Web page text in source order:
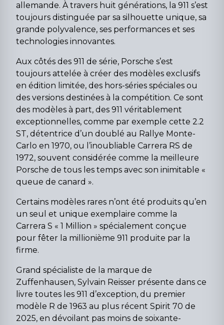
allemande. À travers huit générations, la 911 s’est
toujours distinguée par sa silhouette unique, sa
grande polyvalence, ses performances et ses
technologies innovantes.
Aux côtés des 911 de série, Porsche s’est
toujours attelée à créer des modèles exclusifs
en édition limitée, des hors-séries spéciales ou
des versions destinées à la compétition. Ce sont
des modèles à part, des 911 véritablement
exceptionnelles, comme par exemple cette 2.2
ST, détentrice d’un doublé au Rallye Monte-
Carlo en 1970, ou l’inoubliable Carrera RS de
1972, souvent considérée comme la meilleure
Porsche de tous les temps avec son inimitable «
queue de canard ».
Certains modèles rares n’ont été produits qu’en
un seul et unique exemplaire comme la
Carrera S « 1 Million » spécialement conçue
pour fêter la millionième 911 produite par la
firme.
Grand spécialiste de la marque de
Zuffenhausen, Sylvain Reisser présente dans ce
livre toutes les 911 d’exception, du premier
modèle R de 1963 au plus récent Spirit 70 de
2025, en dévoilant pas moins de soixante-